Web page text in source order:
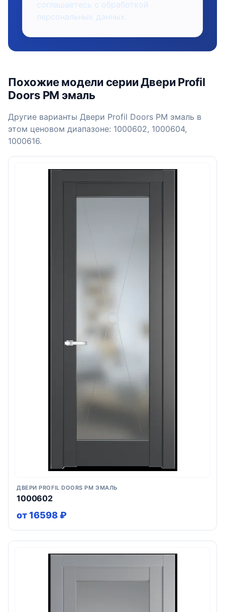
соглашаетесь с обработкой
персональных данных.
Похожие модели серии Двери Profil
Doors PM эмаль
Другие варианты Двери Profil Doors PM эмаль в
этом ценовом диапазоне: 1000602, 1000604,
1000616.
ДВЕРИ PROFIL DOORS PM ЭМАЛЬ
1000602
от 16598 ₽